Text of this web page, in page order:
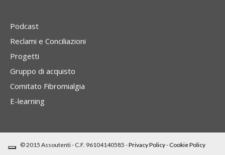
Podcast
Reclami e Conciliazioni
Progetti
Gruppo di acquisto
Comitato Fibromialgia
E-learning
© 2015 Assoutenti - C.F. 96104140585 -Privacy Policy-Cookie Policy